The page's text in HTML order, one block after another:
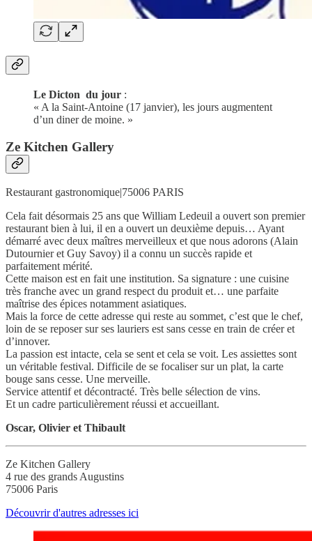
Le Dicton du jour :
« A la Saint-Antoine (17 janvier), les jours augmentent
d’un diner de moine. »
Ze Kitchen Gallery
Restaurant gastronomique|75006 PARIS
Cela fait désormais 25 ans que William Ledeuil a ouvert son premier
restaurant bien à lui, il en a ouvert un deuxième depuis… Ayant
démarré avec deux maîtres merveilleux et que nous adorons (Alain
Dutournier et Guy Savoy) il a connu un succès rapide et
parfaitement mérité.
Cette maison est en fait une institution. Sa signature : une cuisine
très franche avec un grand respect du produit et… une parfaite
maîtrise des épices notamment asiatiques.
Mais la force de cette adresse qui reste au sommet, c’est que le chef,
loin de se reposer sur ses lauriers est sans cesse en train de créer et
d’innover.
La passion est intacte, cela se sent et cela se voit. Les assiettes sont
un véritable festival. Difficile de se focaliser sur un plat, la carte
bouge sans cesse. Une merveille.
Service attentif et décontracté. Très belle sélection de vins.
Et un cadre particulièrement réussi et accueillant.
Oscar, Olivier et Thibault
Ze Kitchen Gallery
4 rue des grands Augustins
75006 Paris
Découvrir d'autres adresses ici